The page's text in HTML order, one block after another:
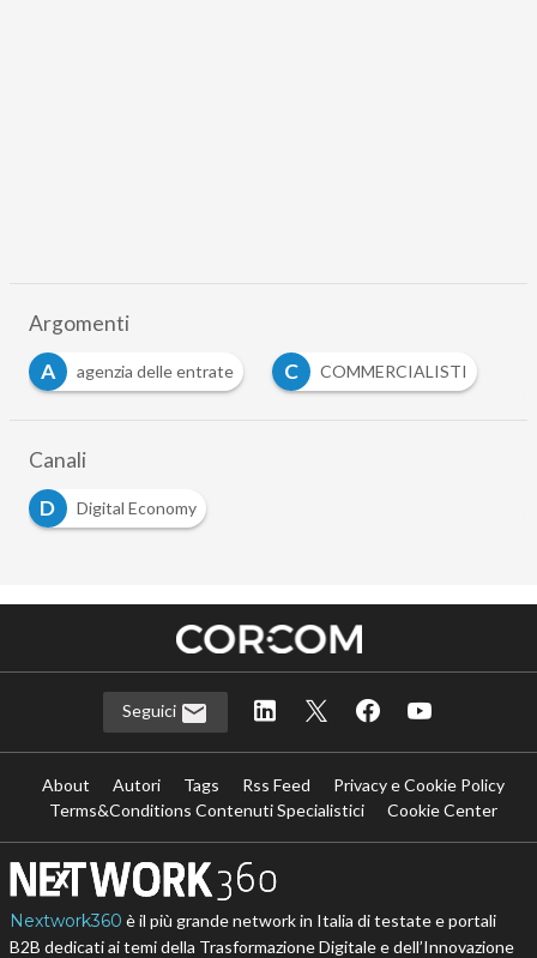
Argomenti
A
agenzia delle entrate C COMMERCIALISTI
Canali
D
Digital Economy
Seguici
About Autori Tags Rss Feed
Privacy e Cookie Policy
Terms&Conditions Contenuti Specialistici
Cookie Center
Nextwork360 è il più grande network in Italia di testate e portali
B2B dedicati ai temi della Trasformazione Digitale e dell’Innovazione